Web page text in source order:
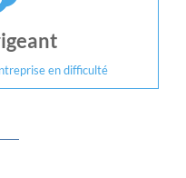
en difficulté